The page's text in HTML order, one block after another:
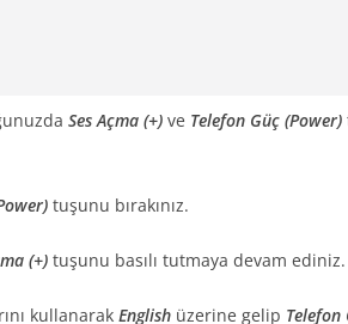
Ses Açma (+) ve Telefon Güç (Power)
tuşunu bırakınız.
(+) tuşunu basılı tutmaya devam ediniz.
kullanarak English üzerine gelip Telefon